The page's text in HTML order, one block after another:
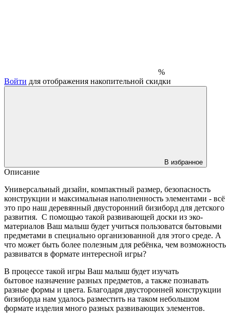
%
Войти для отображения накопительной скидки
В избранное
Описание
Универсальный дизайн, компактный размер, безопасность
конструкции и максимальная наполненность элементами - всё
это про наш деревянный двусторонний бизиборд для детского
развития. С помощью такой развивающей доски из эко-
материалов Ваш малыш будет учиться пользоватся бытовыми
предметами в специально организованной для этого среде. А
что может быть более полезным для ребёнка, чем возможность
развиватся в формате интересной игры?
В процессе такой игры Ваш малыш будет изучать
бытовое назначение разных предметов, а также познавать
разные формы и цвета. Благодаря двусторонней конструкции
бизиборда нам удалось разместить на таком небольшом
формате изделия много разных развивающих элементов.